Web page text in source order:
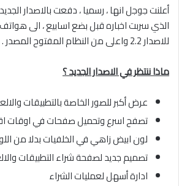
أعلنت جوجل انها ، رسميا ، دفعت بالاصدار
الذي سربت اخباره قبل بضع اسابيع ، الى
للاصدار 2.2 واعلى من النظام المفتوح المصدر .
ماذا ننتظر في الاصدار الجديد ؟
عرض أكبر للصور الخاصة بالتطبيقات
تصفح اسرع وتحميل صفحات في اوقات
لون ابيض زاهي في الخلفيات بدلا من
تصميم جديد لصفحة شراء التطبيقات
ادارة أسهل لعمليات الشراء